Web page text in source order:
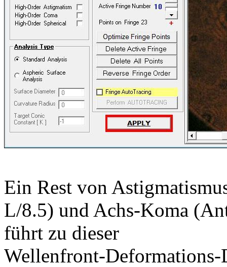
Ein Rest von
L/8.5) und Achs-Koma
führt zu dieser
Wellenfront-Deformations-